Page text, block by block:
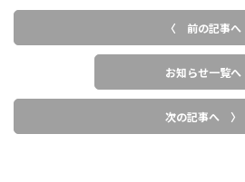
〈 前の記事へ
お知らせ一覧へ
次の記事へ 〉